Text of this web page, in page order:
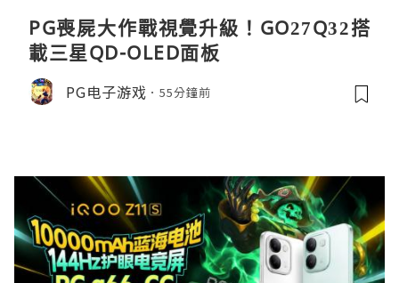
PG喪屍大作戰視覺升級！GO27Q32搭
載三星QD-OLED面板
PG电子游戏 55分鐘前